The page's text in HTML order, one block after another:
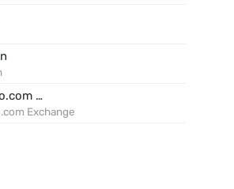
Crypto.com Exchange
Exchange